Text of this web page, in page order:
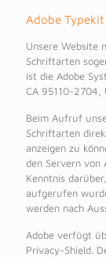
Adobe
Unsere Website
Schriftarten
ist die Adobe
CA 95110-2704,
Beim Aufruf
Schriftarten
anzeigen zu
den Servern von
Kenntnis
aufgerufen
werden nach
Adobe verfügt
Privacy-Shield.